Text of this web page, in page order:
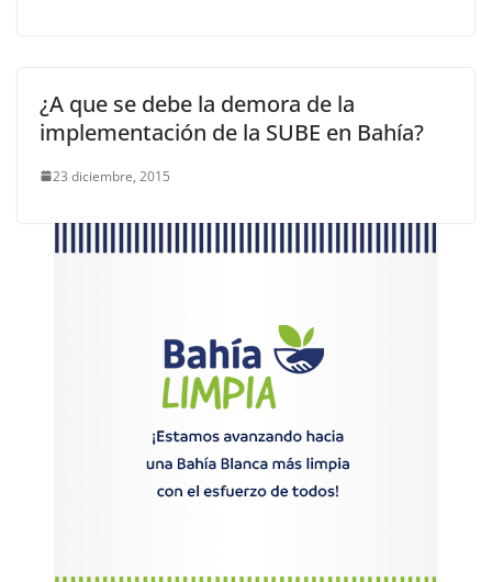
¿A que se debe la demora de la
implementación de la SUBE en Bahía?
23 diciembre, 2015